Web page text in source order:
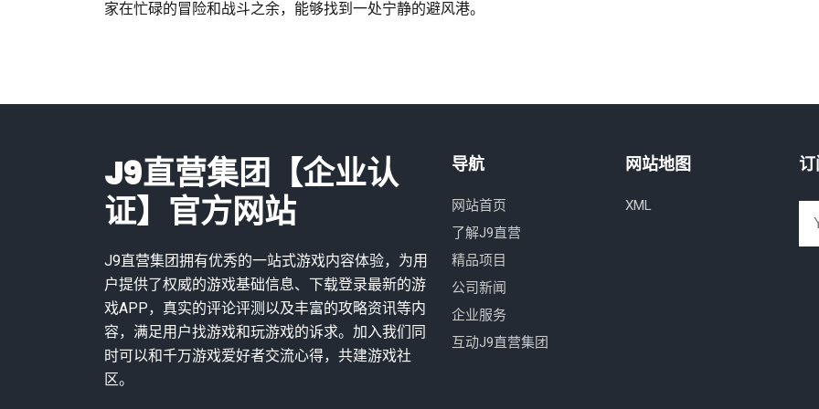
家在忙碌的冒险和战斗之余，能够找到一处宁静的避风港。
J9直营集团【企业认
证】官方网站
J9直营集团拥有优秀的一站式游戏内容体验，为用
户提供了权威的游戏基础信息、下载登录最新的游
戏APP，真实的评论评测以及丰富的攻略资讯等内
容，满足用户找游戏和玩游戏的诉求。加入我们同
时可以和千万游戏爱好者交流心得，共建游戏社
区。
导航
网站首页
了解J9直营
精品项目
公司新闻
企业服务
互动J9直营集团
网站地图
XML